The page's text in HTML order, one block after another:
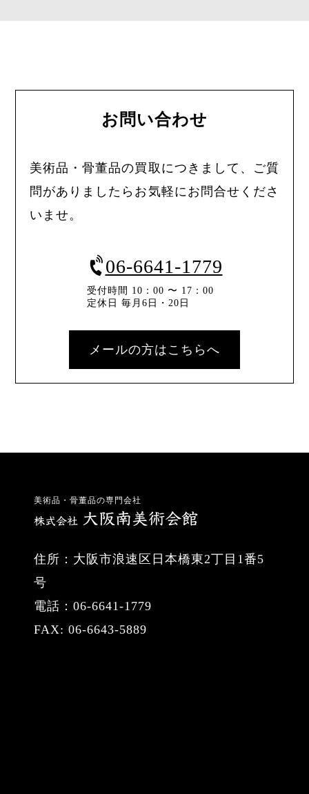
お問い合わせ
美術品・骨董品の買取につきまして、ご質
問がありましたらお気軽にお問合せくださ
いませ。
06-6641-1779
受付時間 10：00 〜 17：00
定休日 毎月6日・20日
メールの方はこちらへ
美術品・骨董品の専門会社
住所：大阪市浪速区日本橋東2丁目1番5
号
電話：06-6641-1779
FAX: 06-6643-5889